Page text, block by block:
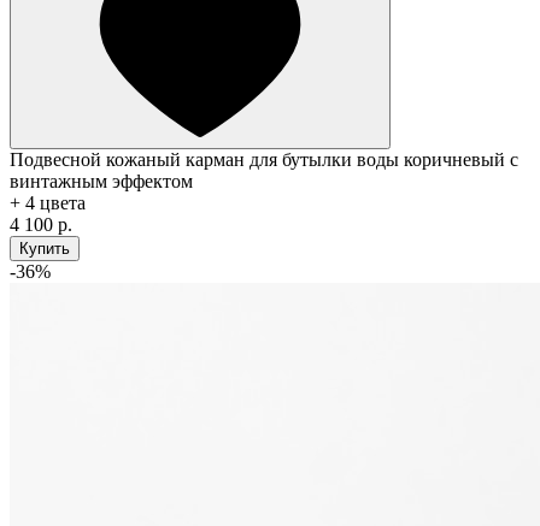
Подвесной кожаный карман для бутылки воды коричневый с
винтажным эффектом
+ 4 цвета
4 100 р.
Купить
-36%